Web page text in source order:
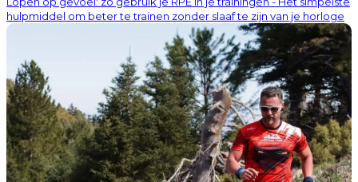
hulpmiddel om beter te trainen zonder slaaf te zijn van je horloge